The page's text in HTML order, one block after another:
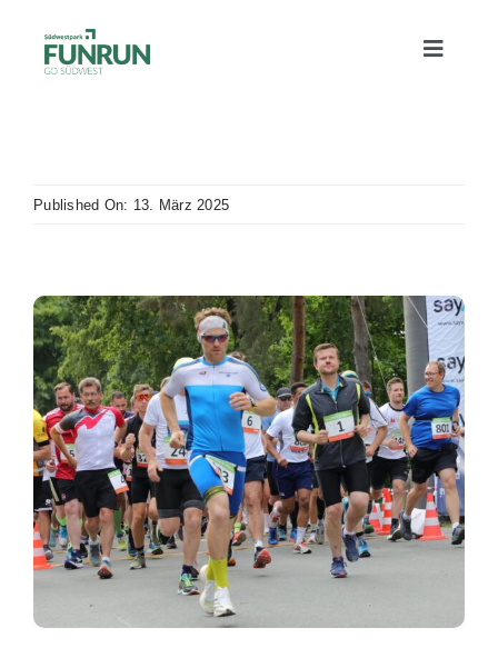
Inhalt
Toggle
Strecken
Bildergalerie
News
Published On: 13. März 2025